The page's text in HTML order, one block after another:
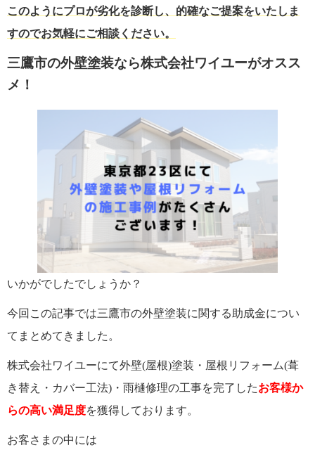
このようにプロが劣化を診断し、的確なご提案をいたしま
すのでお気軽にご相談ください。
三鷹市の外壁塗装なら株式会社ワイユーがオスス
メ！
いかがでしたでしょうか？
今回この記事では三鷹市の外壁塗装に関する助成金につい
てまとめてきました。
株式会社ワイユーにて外壁(屋根)塗装・屋根リフォーム(葺
き替え・カバー工法)・雨樋修理の工事を完了したお客様か
らの高い満足度を獲得しております。
お客さまの中には